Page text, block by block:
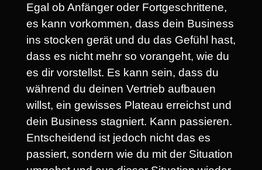
Egal ob Anfänger oder Fortgeschrittene,
es kann vorkommen, dass dein Business
ins stocken gerät und du das Gefühl hast,
dass es nicht mehr so vorangeht, wie du
es dir vorstellst. Es kann sein, dass du
während du deinen Vertrieb aufbauen
willst, ein gewisses Plateau erreichst und
dein Business stagniert. Kann passieren.
Entscheidend ist jedoch nicht das es
passiert, sondern wie du mit der Situation